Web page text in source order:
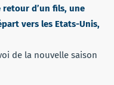
retour d’un fils, une
vers les Etats-Unis,
de la nouvelle saison